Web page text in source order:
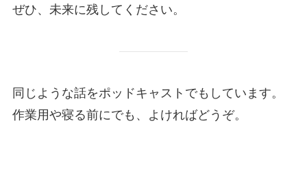
ぜひ、未来に残してください。
同じような話をポッドキャストでもしています。
作業用や寝る前にでも、よければどうぞ。